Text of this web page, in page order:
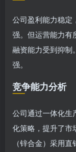
公司盈利能力稳定
强。但运营能力有
融资能力受到抑制
强。
竞争能力分析
公司通过一体化生
化策略，提升了市
（锌合金）采用